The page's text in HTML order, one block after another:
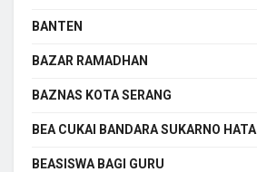
BANTEN
BAZAR RAMADHAN
BAZNAS KOTA SERANG
BEA CUKAI BANDARA SUKARNO HATA
BEASISWA BAGI GURU